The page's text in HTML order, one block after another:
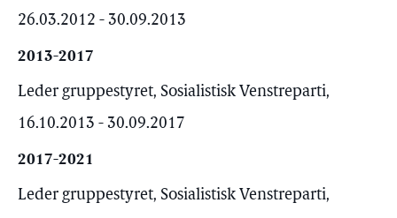
26.03.2012 - 30.09.2013
2013-2017
Leder gruppestyret, Sosialistisk Venstreparti,
16.10.2013 - 30.09.2017
2017-2021
Leder gruppestyret, Sosialistisk Venstreparti,